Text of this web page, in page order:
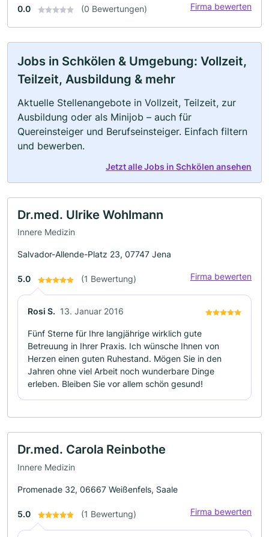
0.0 (0 Bewertungen) Firma bewerten
Jobs in Schkölen & Umgebung: Vollzeit,
Teilzeit, Ausbildung & mehr
Aktuelle Stellenangebote in Vollzeit, Teilzeit, zur
Ausbildung oder als Minijob – auch für
Quereinsteiger und Berufseinsteiger. Einfach filtern
und bewerben.
Jetzt alle Jobs in Schkölen ansehen
Dr.med. Ulrike Wohlmann
Innere Medizin
Salvador-Allende-Platz 23, 07747 Jena
5.0 (1 Bewertung) Firma bewerten
Rosi S. 13. Januar 2016
Fünf Sterne für Ihre langjährige wirklich gute
Betreuung in Ihrer Praxis. Ich wünsche Ihnen von
Herzen einen guten Ruhestand. Mögen Sie in den
Jahren ohne viel Arbeit noch wunderbare Dinge
erleben. Bleiben Sie vor allem schön gesund!
Dr.med. Carola Reinbothe
Innere Medizin
Promenade 32, 06667 Weißenfels, Saale
5.0 (1 Bewertung) Firma bewerten